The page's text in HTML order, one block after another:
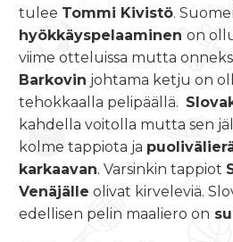
tulee Tommi Kivistö.
hyökkäyspelaaminen on
viime otteluissa mutta
Barkovin johtama ketju on
tehokkaalla pelipäällä.
kahdella voitolla mutta sen
kolme tappiota ja
karkaavan. Varsinkin tappiot
Venäjälle olivat kirveleviä.
edellisen pelin maaliero on